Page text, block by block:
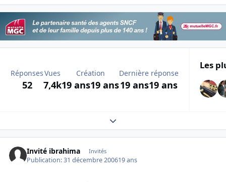
Réponses
52
Vues
7,4k
Création
19 ans19 ans
Dernière réponse
19 ans19 ans
Les
Expand topic overview
Invité ibrahima Invités
Publication:31 décembre 200619 ans